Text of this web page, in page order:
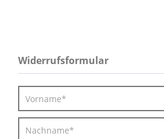
Widerrufsformular